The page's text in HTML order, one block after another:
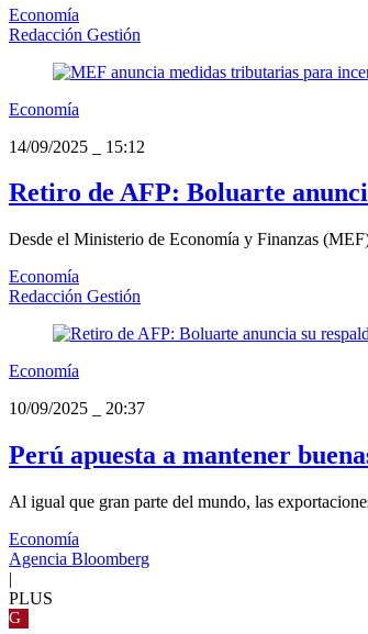
Economía
Redacción Gestión
Economía
14/09/2025
15:12
Retiro de AFP: Boluarte
Desde el Ministerio de Economía y Finanzas
Economía
Redacción Gestión
Economía
10/09/2025
20:37
Perú apuesta a mantener
Al igual que gran parte del mundo, las
Economía
Agencia Bloomberg
|
PLUS
G